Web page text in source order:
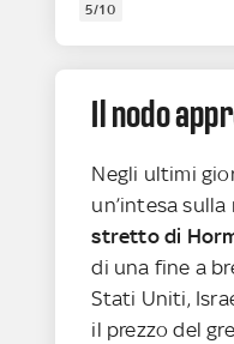
5/10
Il nodo
Negli ultimi
un’intesa
stretto di
di una fine a
Stati Uniti,
il prezzo del